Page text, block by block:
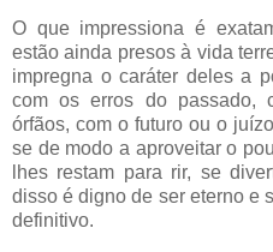
O que impressiona é
estão ainda presos à vida
impregna o caráter deles a
com os erros do passado,
órfãos, com o futuro ou o
se de modo a aproveitar o
lhes restam para rir, se
disso é digno de ser eterno e
definitivo.